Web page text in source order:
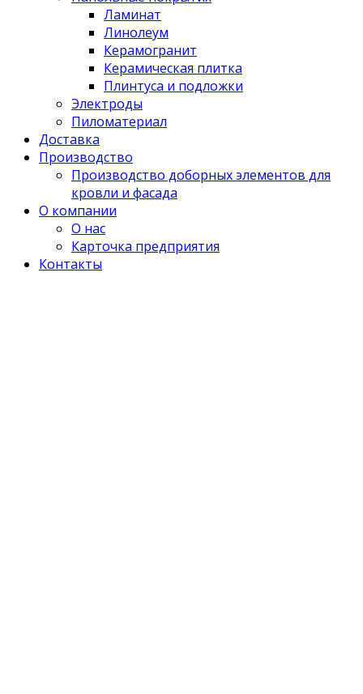
Ламинат
Линолеум
Керамогранит
Керамическая плитка
Плинтуса и подложки
Электроды
Пиломатериал
Доставка
Производство
Производство доборных элементов для
кровли и фасада
О компании
О нас
Карточка предприятия
Контакты